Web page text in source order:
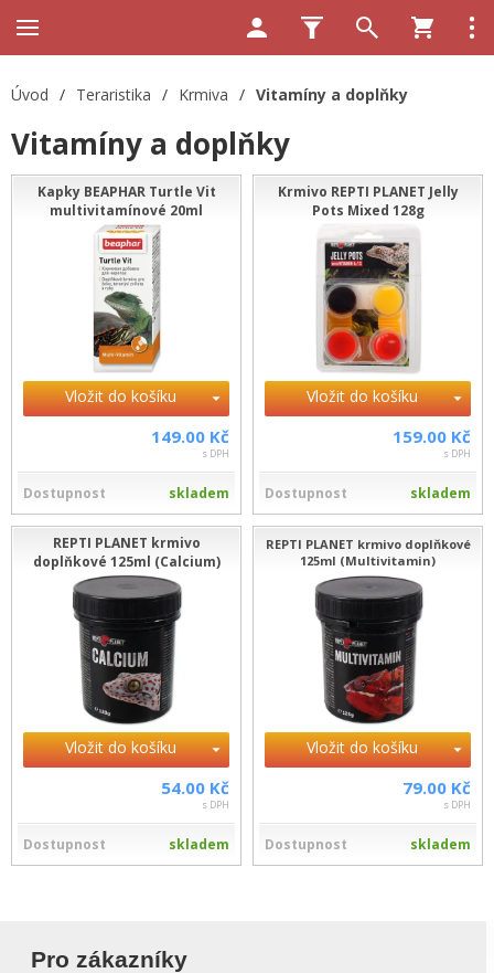
Úvod / Teraristika / Krmiva / Vitamíny a doplňky
Vitamíny a doplňky
Kapky BEAPHAR Turtle Vit
multivitamínové 20ml
Vložit do košíku
149.00 Kč
s DPH
Dostupnost skladem
Krmivo REPTI PLANET Jelly
Pots Mixed 128g
Vložit do košíku
159.00 Kč
s DPH
Dostupnost skladem
REPTI PLANET krmivo
doplňkové 125ml (Calcium)
Vložit do košíku
54.00 Kč
s DPH
Dostupnost skladem
REPTI PLANET krmivo doplňkové
125ml (Multivitamin)
Vložit do košíku
79.00 Kč
s DPH
Dostupnost skladem
Pro zákazníky